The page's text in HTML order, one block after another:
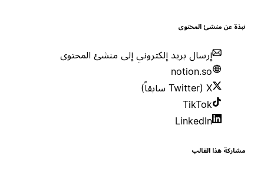
عن منشئ المحتوى
إرسال بريد إلكتروني إلى منشئ المحتوى
notion.so
TikTok
LinkedIn
هذا القالب